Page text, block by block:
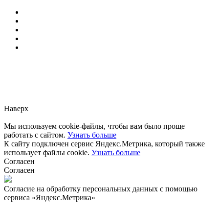
Наверх
Мы используем cookie-файлы, чтобы вам было проще
работать с сайтом. Узнать больше
К сайту подключен сервис Яндекс.Метрика, который также
использует файлы cookie. Узнать больше
Согласен
Согласен
Согласие на обработку персональных данных с помощью
сервиса «Яндекс.Метрика»